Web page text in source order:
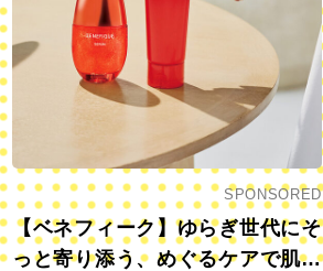
SPONSORED
【ベネフィーク】ゆらぎ世代にそ
っと寄り添う、めぐるケアで肌も